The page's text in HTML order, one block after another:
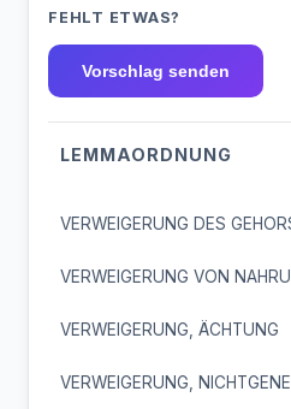
FEHLT ETWAS?
Vorschlag senden
LEMMAORDNUNG
VERWEIGERUNG DES
VERWEIGERUNG VON
VERWEIGERUNG, ÄCHTUNG
VERWEIGERUNG,